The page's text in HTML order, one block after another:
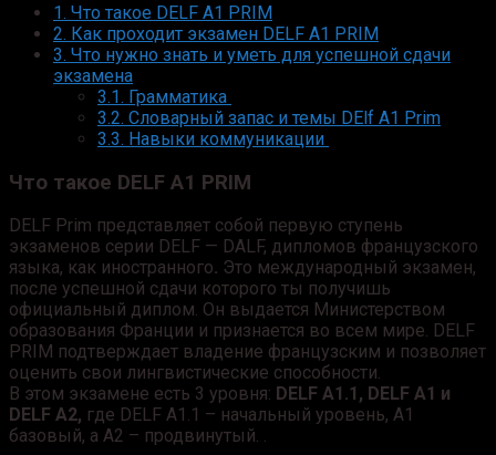
1. Что такое DELF А1 PRIM
2. Как проходит экзамен DELF А1 PRIM
3. Что нужно знать и уметь для успешной сдачи
экзамена
3.1. Грамматика
3.2. Словарный запас и темы DElf А1 Prim
3.3. Навыки коммуникации
Что такое DELF А1 PRIM
DELF Prim представляет собой первую ступень
экзаменов серии DELF — DALF, дипломов французского
языка, как иностранного. Это международный экзамен,
после успешной сдачи которого ты получишь
официальный диплом. Он выдается Министерством
образования Франции и признается во всем мире. DELF
PRIM подтверждает владение французским и позволяет
оценить свои лингвистические способности.
В этом экзамене есть 3 уровня: DELF A1.1, DELF A1 и
DELF A2, где DELF A1.1 – начальный уровень, А1
базовый, а A2 – продвинутый. .